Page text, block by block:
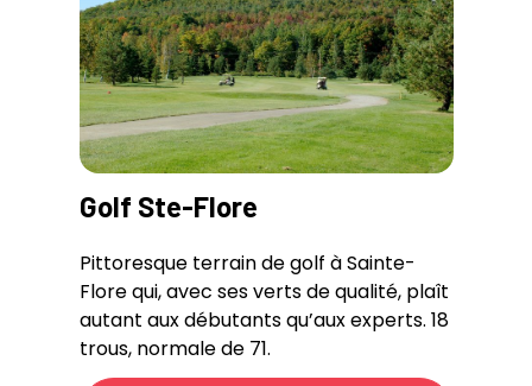
Golf Ste-Flore
Pittoresque terrain de golf à Sainte-
Flore qui, avec ses verts de qualité, plaît
autant aux débutants qu’aux experts. 18
trous, normale de 71.